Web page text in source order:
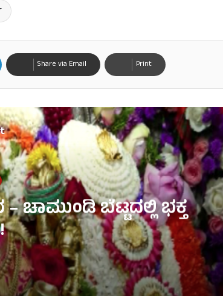
Share via Email Print
ಚಾಮುಂಡಿ ಬೆಟ್ಟದಲ್ಲಿ ಭಕ್ತ